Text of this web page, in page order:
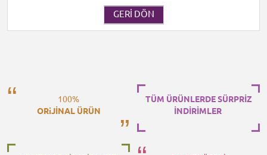
GERI DÖN
100%
ORiJİNAL ÜRÜN
TÜM ÜRÜNLERDE SÜRPRİZ
İNDİRİMLER